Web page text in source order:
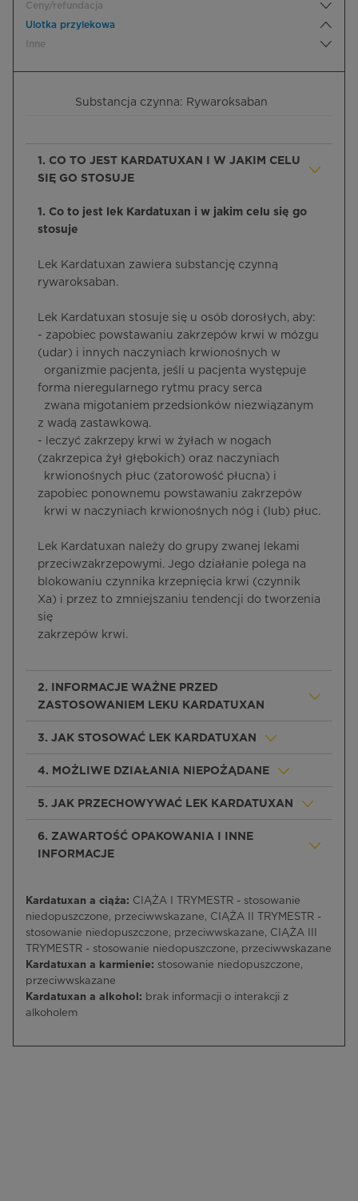
Ceny/refundacja
Ulotka przylekowa
Inne
Substancja czynna: Rywaroksaban
1. CO TO JEST KARDATUXAN I W JAKIM CELU
SIĘ GO STOSUJE
1. Co to jest lek Kardatuxan i w jakim celu się go
stosuje
Lek Kardatuxan zawiera substancję czynną
rywaroksaban.
Lek Kardatuxan stosuje się u osób dorosłych, aby:
- zapobiec powstawaniu zakrzepów krwi w mózgu
(udar) i innych naczyniach krwionośnych w
organizmie pacjenta, jeśli u pacjenta występuje
forma nieregularnego rytmu pracy serca
zwana migotaniem przedsionków niezwiązanym
z wadą zastawkową.
- leczyć zakrzepy krwi w żyłach w nogach
(zakrzepica żył głębokich) oraz naczyniach
krwionośnych płuc (zatorowość płucna) i
zapobiec ponownemu powstawaniu zakrzepów
krwi w naczyniach krwionośnych nóg i (lub) płuc.
Lek Kardatuxan należy do grupy zwanej lekami
przeciwzakrzepowymi. Jego działanie polega na
blokowaniu czynnika krzepnięcia krwi (czynnik
Xa) i przez to zmniejszaniu tendencji do tworzenia
się
zakrzepów krwi.
2. INFORMACJE WAŻNE PRZED
ZASTOSOWANIEM LEKU KARDATUXAN
3. JAK STOSOWAĆ LEK KARDATUXAN
4. MOŻLIWE DZIAŁANIA NIEPOŻĄDANE
5. JAK PRZECHOWYWAĆ LEK KARDATUXAN
6. ZAWARTOŚĆ OPAKOWANIA I INNE
INFORMACJE
Kardatuxan a ciąża: CIĄŻA I TRYMESTR - stosowanie
niedopuszczone, przeciwwskazane, CIĄŻA II TRYMESTR -
stosowanie niedopuszczone, przeciwwskazane, CIĄŻA III
TRYMESTR - stosowanie niedopuszczone, przeciwwskazane
Kardatuxan a karmienie: stosowanie niedopuszczone,
przeciwwskazane
Kardatuxan a alkohol: brak informacji o interakcji z
alkoholem